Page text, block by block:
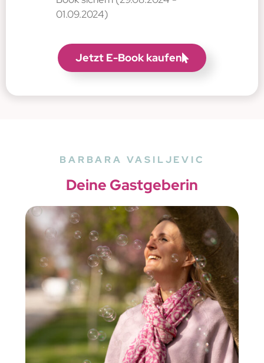
01.09.2024)
Jetzt E-Book kaufen
BARBARA VASILJEVIC
Deine Gastgeberin